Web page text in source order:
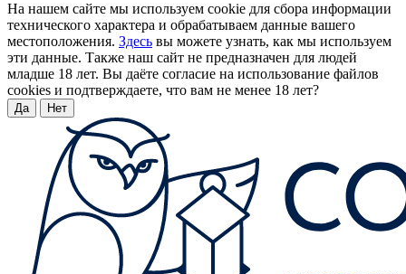
На нашем сайте мы используем cookie для сбора информации
технического характера и обрабатываем данные вашего
местоположения. Здесь вы можете узнать, как мы используем
эти данные. Также наш сайт не предназначен для людей
младше 18 лет. Вы даёте согласие на использование файлов
cookies и подтверждаете, что вам не менее 18 лет?
Да Нет